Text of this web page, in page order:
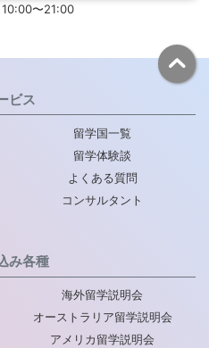
〜21:00
ビス
留学国一覧
留学体験談
よくある質問
コンサルタント
み各種
海外留学説明会
オーストラリア留学説明会
アメリカ留学説明会